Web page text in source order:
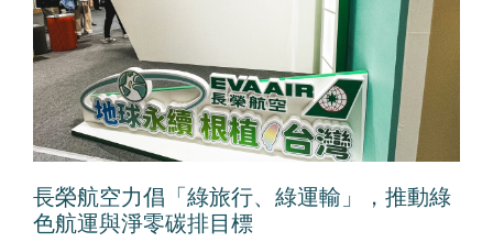
長榮航空力倡「綠旅行、綠運輸」，推動綠
色航運與淨零碳排目標